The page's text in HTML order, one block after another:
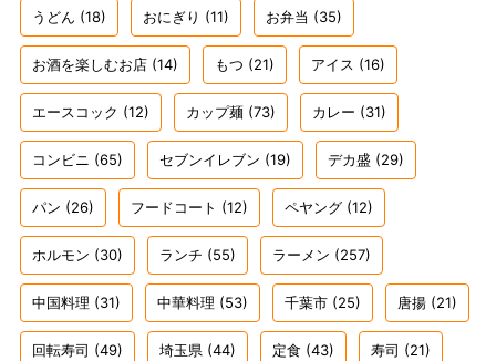
うどん (18) おにぎり (11) お弁当 (35)
お酒を楽しむお店 (14) もつ (21) アイス (16)
エースコック (12) カップ麺 (73) カレー (31)
コンビニ (65) セブンイレブン (19) デカ盛 (29)
パン (26) フードコート (12) ペヤング (12)
ホルモン (30) ランチ (55) ラーメン (257)
中国料理 (31) 中華料理 (53) 千葉市 (25) 唐揚 (21)
回転寿司 (49) 埼玉県 (44) 定食 (43) 寿司 (21)